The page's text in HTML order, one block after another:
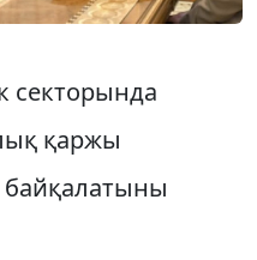
секторында
қаржы
байқалатыны